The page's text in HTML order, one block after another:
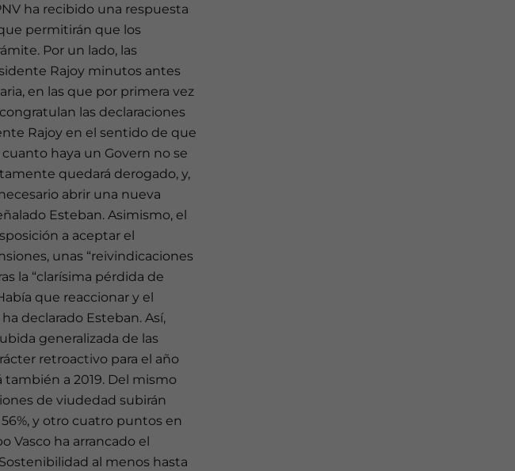
ha recibido una respuesta
permitirán que los
Por un lado, las
Rajoy minutos antes
en las que por primera vez
las declaraciones
Rajoy en el sentido de que
haya un Govern no se
quedará derogado, y,
abrir una nueva
Esteban. Asimismo, el
a aceptar el
unas “reivindicaciones
la “clarísima pérdida de
que reaccionar y el
declarado Esteban. Así,
generalizada de las
retroactivo para el año
a 2019. Del mismo
de viudedad subirán
y otro cuatro puntos en
Vasco ha arrancado el
al menos hasta